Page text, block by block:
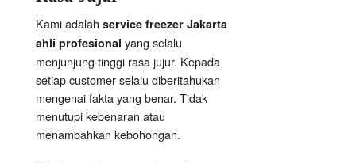
Kami adalah service freezer Jakarta
ahli profesional yang selalu
menjunjung tinggi rasa jujur. Kepada
setiap customer selalu diberitahukan
mengenai fakta yang benar. Tidak
menutupi kebenaran atau
menambahkan kebohongan.